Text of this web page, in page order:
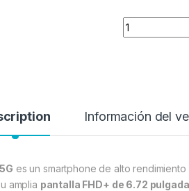
Quantity
Información del
es un smartphone de alto
amplia pantalla FHD+ de 6.72